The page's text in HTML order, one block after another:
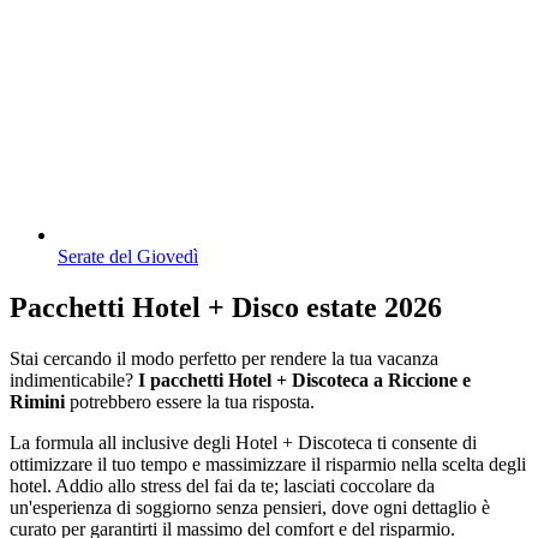
Serate del Giovedì
Pacchetti Hotel + Disco estate 2026
Stai cercando il modo perfetto per rendere la tua vacanza
indimenticabile? I pacchetti Hotel + Discoteca a Riccione e
Rimini potrebbero essere la tua risposta.
La formula all inclusive degli Hotel + Discoteca ti consente di
ottimizzare il tuo tempo e massimizzare il risparmio nella scelta degli
hotel. Addio allo stress del fai da te; lasciati coccolare da
un'esperienza di soggiorno senza pensieri, dove ogni dettaglio è
curato per garantirti il massimo del comfort e del risparmio.